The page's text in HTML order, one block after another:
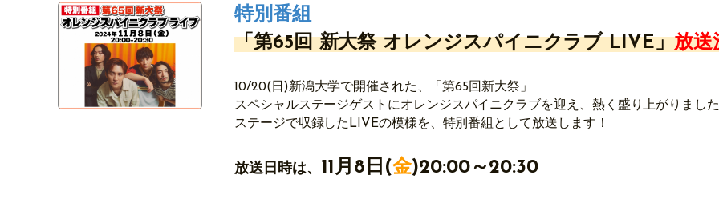
特別番組
「第65回 新大祭 オレンジスパイニクラブ LIVE」放送
10/20(日)新潟大学で開催された、「第65回新大祭」
スペシャルステージゲストにオレンジスパイニクラブを迎え、熱く盛り上がりました
ステージで収録したLIVEの模様を、特別番組として放送します！
放送日時は、 11月 8 日(金)20:00～20:30